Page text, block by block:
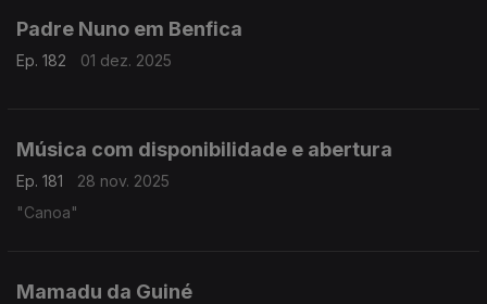
Padre Nuno em Benfica
Ep. 182 01 dez. 2025
Música com disponibilidade e abertura
Ep. 181
28 nov. 2025
"Canoa"
Mamadu da Guiné